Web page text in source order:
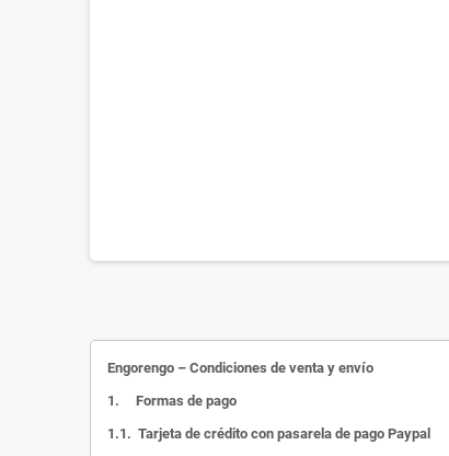
Engorengo – Condiciones de venta y envío
1. Formas de pago
1.1. Tarjeta de crédito con pasarela de pago Paypal